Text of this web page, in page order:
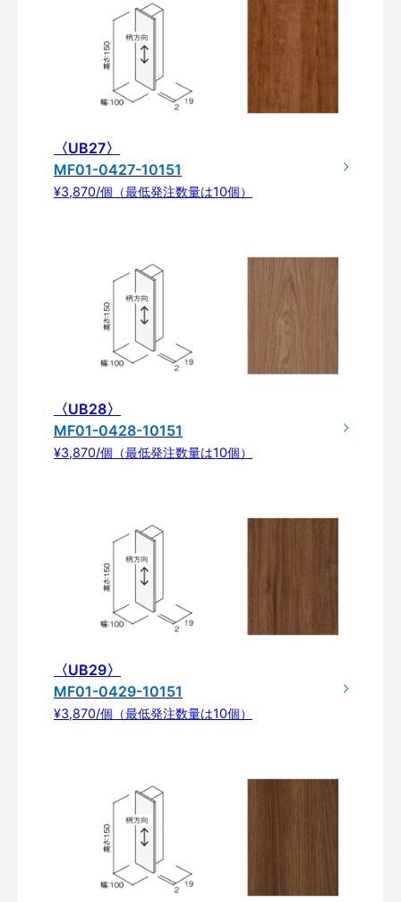
〈UB27〉
MF01-0427-10151
¥3,870/個（最低発注数量は10個）
〈UB28〉
MF01-0428-10151
¥3,870/個（最低発注数量は10個）
〈UB29〉
MF01-0429-10151
¥3,870/個（最低発注数量は10個）